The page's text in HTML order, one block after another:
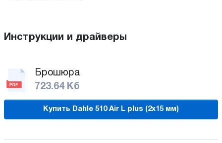
Инструкции и драйверы
Брошюра
723.64 Кб
Купить Dahle 510 Air L plus (2х15 мм)